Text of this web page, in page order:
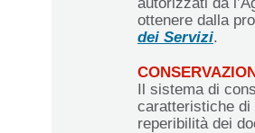
ottenere dalla
dei Servizi.
Il sistema di
caratteristiche di
reperibilità dei